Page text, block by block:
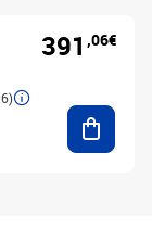
391 ,06€